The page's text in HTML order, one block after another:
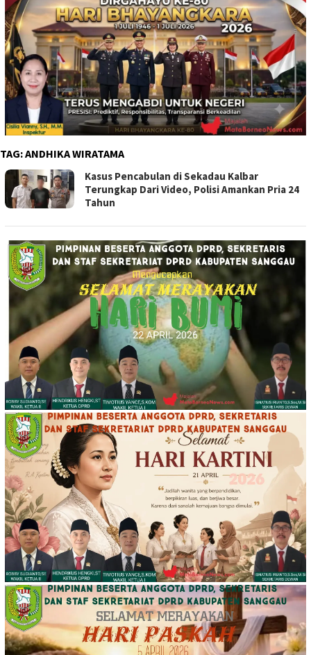
TAG:ANDHIKA WIRATAMA
Kasus Pencabulan di Sekadau Kalbar
Terungkap Dari Video, Polisi Amankan Pria 24
Tahun